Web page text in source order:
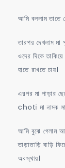
আমি বললাম তাতে
তারপর দেখলাম মা
ওদের দিকে
হাতে রাখতে চায়।
এরপর মা পাড়ার
choti মা নামক
আমি বুঝে গেলাম
তাড়াতাড়ি বাড়ি
অবস্থায়।